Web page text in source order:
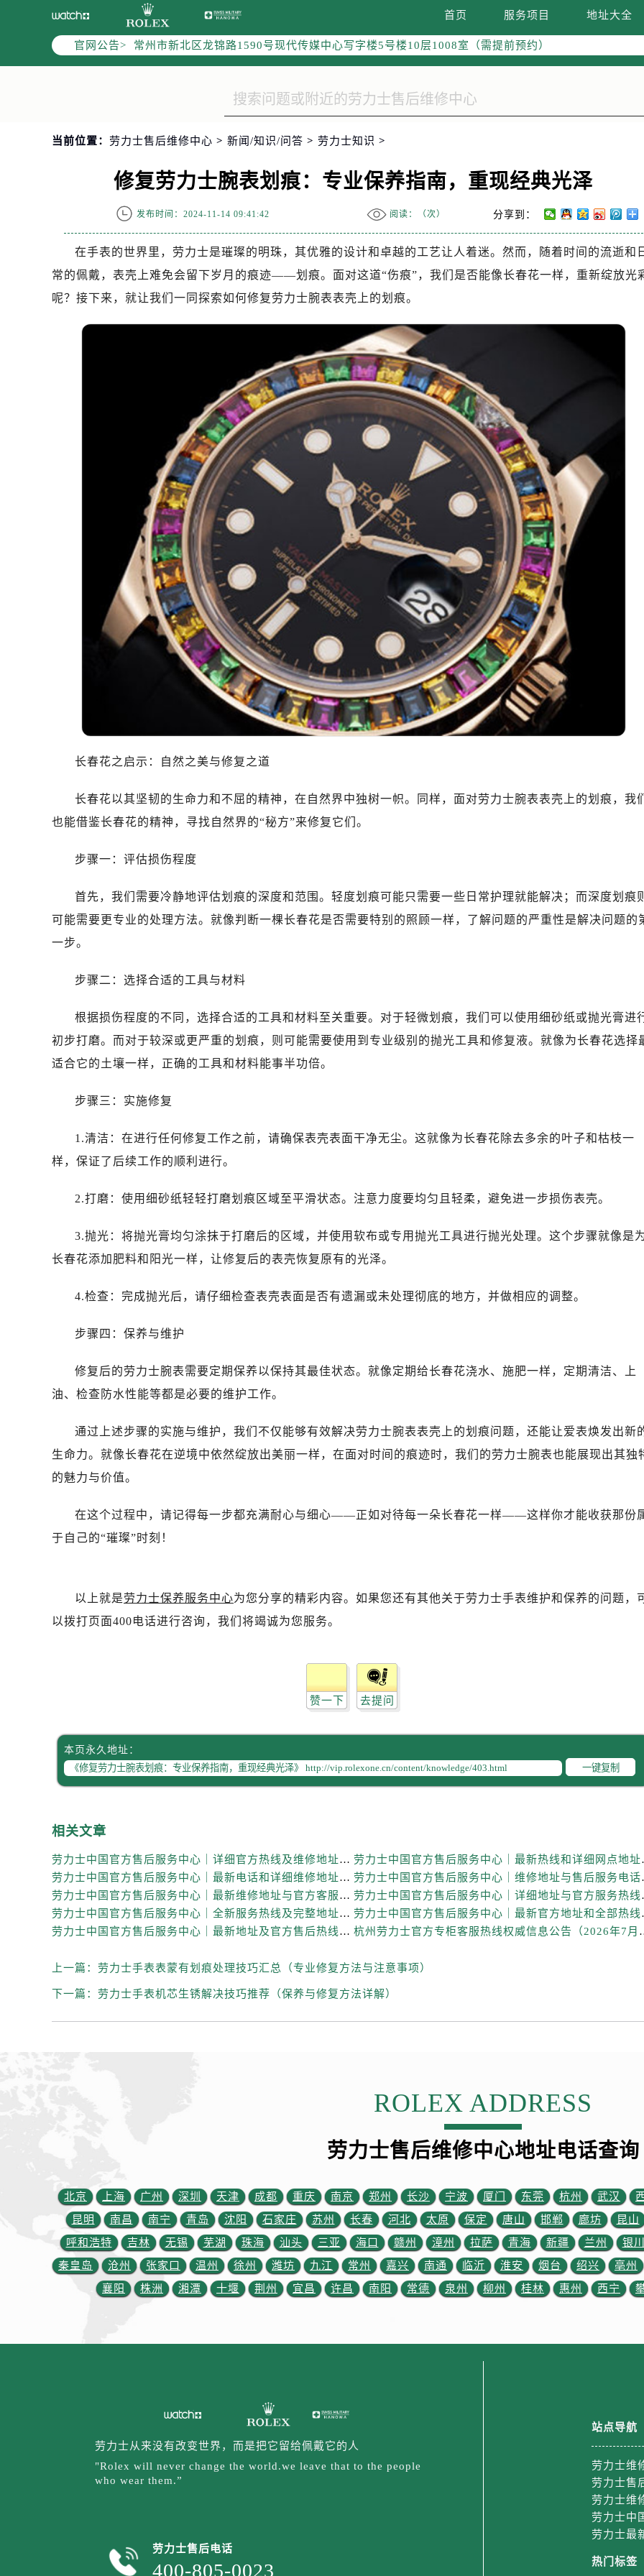
首页 服务项目 地址大全
官网公告>
上海市黄浦区南京东路299号宏伊国际广场写字楼8层806室（需提前预约）
南京市秦淮区中山南路1号（新街口）南京中心写字楼22层C1-1室（需提前预约）
常州市新北区龙锦路1590号现代传媒中心写字楼5号楼10层1008室（需提前预约）
徐州市鼓楼区淮海东路29号苏宁广场IFC国际金融中心写字楼35层3508室（需提前预约）
盐城市盐都区世纪大道5号盐城金融城写字楼1号楼16层1604室（需提前预约）
宁波市江北区大闸南路500号来福士广场办公楼20层2009室（需提前预约）
金华市金东区东市南街777号金华万达广场写字楼4号楼22层2209室（需提前预约）
绍兴市越城区胜利东路379号世茂天际中心写字楼8层805室（需提前预约）
南昌市红谷滩新区红谷中大道998号绿地双子塔（中央广场）A1座办公楼14层07室（需提前预约）
济南市历下区经十路11111号华润中心写字楼（万象城）15层1508室（需提前预约）
广州市越秀区环市东路371-375号世界贸易中心大厦南塔写字楼15层07室（需提前预约）
深圳市罗湖区深南东路5001号华润大厦写字楼17层1701室（需提前预约）
惠州市惠城区江北文昌一路7号华贸大厦写字楼1座30层05室（需提前预约）
厦门市思明区湖滨东路95号华润大厦写字楼B座11层1104室（需提前预约）
福州市鼓楼区五四路128-1号恒力城写字楼15层03室（需提前预约）
成都市锦江区人民东路6号SAC东原中心写字楼24层2406B室（需提前预约）
重庆市江北区观音桥步行街2号融恒时代广场写字楼9层902室（需提前预约）
长沙市芙蓉区定王台街道建湘路393号世茂环球金融中心写字楼（芙蓉广场）10层13室（需提前预约）
郑州市二七区铭功路10号华润大厦写字楼29层2905室（需提前预约）
太原市迎泽区解放路15号亨得利名表服务中心（品牌授权店）3层整层（需提前预约）
沈阳市沈河区中街路137号亨得利名表服务中心（品牌授权店）1层整层（需提前预约）
沈阳市沈河区中街路83号亨得利名表服务中心（品牌授权店）1层整层（需提前预约）
乌鲁木齐市天山区红山路26号时代广场（CCMALL）C座17层17-B（需提前预约）
温州市鹿城区锦绣路1067号置信广场10层1015室（需提前预约）
哈尔滨市道里区友谊西路600号富力中心T2座写字楼29层03室（需提前预约）
大连市中山区人民路15号国际金融大厦7层G室（需提前预约）
佛山市禅城区季华五路57号万科金融中心C座12层1205室（需提前预约）
东莞市东城街道鸿福东路1号民盈国贸中心T1写字楼9层907室（需提前预约）
无锡市梁溪区人民中路139号恒隆广场写字楼1座11层1104室（需提前预约）
南通市崇川区工农路57号圆融广场写字楼16层1603室（需提前预约）
苏州市苏州工业园区星港街199号苏州中心办公楼C座22层08室（需提前预约）
武汉市江汉区解放大道686号世界贸易大厦38层09室（需提前预约）
合肥市蜀山区潜山路111号万象城华润大厦B座12楼03室（需提前预约）
烟台市芝罘区胜利路139号万达金融中心A座907室（需提前预约）
昆明市盘龙区北京路928号同德昆明广场写字楼10层06室（需提前预约）
内蒙古自治区呼和浩特市玉泉区大学西街70号华润万象城写字楼（鄂尔多斯大厦）23层2326室（需提
黑龙江省大庆市萨尔图区会战大街劳力士售后服务中心（需提前预约）
黑龙江省鸡西市鸡冠区红军路劳力士售后服务中心（需提前预约）
黑龙江省七台河市桃山区大同街劳力士售后服务中心（需提前预约）
黑龙江省双鸭山市尖山区新兴大街劳力士售后服务中心（需提前预约）
黑龙江省绥化市北林区新华街与康庄路交叉口劳力士售后服务中心（需提前预约）
吉林省白城市洮北区明仁南街劳力士售后服务中心（需提前预约）
吉林省吉林市船营区河南街劳力士售后服务中心（需提前预约）
吉林省梅河口市新华街道梅河大街劳力士售后服务中心（需提前预约）
吉林省四平市铁东区紫气大路与南九经街交汇处劳力士售后服务中心（需提前预约）
吉林省通化市东昌区环通乡江南大街劳力士售后服务中心（需提前预约）
吉林省延边市延吉市解放路劳力士售后服务中心（需提前预约）
辽宁省朝阳市双塔区新华路劳力士售后服务中心（需提前预约）
辽宁省丹东市振兴区七经街劳力士售后服务中心（需提前预约）
辽宁省葫芦岛市连山区中央路劳力士售后服务中心（需提前预约）
辽宁省锦州市古塔区中央大街劳力士售后服务中心（需提前预约）
辽宁省铁岭市银州区南马路劳力士售后服务中心（需提前预约）
辽宁省营口市站前区市府路与渤海大街交叉口劳力士售后服务中心（需提前预约）
辽宁省沈阳市沈河区中街路83号亨得利名表维修授权店1楼劳力士售后服务中心（需提前预约）
北京市朝阳区建国门外大街甲6号华熙国际中心D座11层1102室劳力士售后服务中心（需提前预约）
北京市东城区东长安街1号王府井东方广场W3座6层602室劳力士售后服务中心（需提前预约）
内蒙古自治区包头市青山区幸福路甲3号王府井百货名表维修劳力士售后服务中心（需提前预约）
内蒙古自治区赤峰市红山区哈达街劳力士售后服务中心（需提前预约）
内蒙古自治区鄂尔多斯市东胜区伊金霍洛街劳力士售后服务中心（需提前预约）
内蒙古自治区呼伦贝尔市海拉尔区中央街劳力士售后服务中心（需提前预约）
内蒙古自治区通辽市科尔沁区明仁大街劳力士售后服务中心（需提前预约）
内蒙古自治区锡林郭勒盟市锡林浩特市光明街与额尔敦路交叉口劳力士售后服务中心（需提前预约）
山西省临汾市尧都区解放路劳力士售后服务中心（需提前预约）
山西省朔州市朔城区怡西路与鄯阳西街交汇处劳力士售后服务中心（需提前预约）
山西省忻州市忻府区和平东街与七一南路交叉口劳力士售后服务中心（需提前预约）
山西省运城市盐湖区河东街劳力士售后服务中心（需提前预约）
山西省长治市潞州区英雄中路劳力士售后服务中心（需提前预约）
山西省太原市迎泽区迎泽街道解放路15号亨得利名表维修授权店3楼劳力士售后服务中心（需提前预
天津市和平区赤峰道136号天津国际金融中心26层2603室劳力士售后服务中心（需提前预约）
安徽省安庆市迎江区人民路劳力士售后服务中心（需提前预约）
安徽省蚌埠市蚌山区淮河路劳力士售后服务中心（需提前预约）
安徽省淮北市相山区淮海路劳力士售后服务中心（需提前预约）
安徽省淮南市田家庵区国庆中路劳力士售后服务中心（需提前预约）
安徽省黄山市屯溪区黄山西路劳力士售后服务中心（需提前预约）
安徽省六安市金安区解放中路劳力士售后服务中心（需提前预约）
安徽省马鞍山市雨山区湖南西路劳力士售后服务中心（需提前预约）
安徽省芜湖市镜湖区中山路步行街劳力士售后服务中心（需提前预约）
安徽省宣城市宣州区叠嶂西路劳力士售后服务中心（需提前预约）
当前位置： 劳力士售后维修中心 > 新闻/知识/问答 > 劳力士知识 >
修复劳力士腕表划痕：专业保养指南，重现经典光泽
发布时间：2024-11-14 09:41:42 阅读：（次） 分享到：
在手表的世界里，劳力士是璀璨的明珠，其优雅的设计和卓越的工艺让人着迷。然而，随着时间的流逝和
常的佩戴，表壳上难免会留下岁月的痕迹——划痕。面对这道“伤痕”，我们是否能像长春花一样，重新绽放光
呢？接下来，就让我们一同探索如何修复劳力士腕表表壳上的划痕。
长春花之启示：自然之美与修复之道
长春花以其坚韧的生命力和不屈的精神，在自然界中独树一帜。同样，面对劳力士腕表表壳上的划痕，我们
也能借鉴长春花的精神，寻找自然界的“秘方”来修复它们。
步骤一：评估损伤程度
首先，我们需要冷静地评估划痕的深度和范围。轻度划痕可能只需要一些日常护理就能解决；而深度划痕
可能需要更专业的处理方法。就像判断一棵长春花是否需要特别的照顾一样，了解问题的严重性是解决问题的
一步。
步骤二：选择合适的工具与材料
根据损伤程度的不同，选择合适的工具和材料至关重要。对于轻微划痕，我们可以使用细砂纸或抛光膏进
初步打磨。而对于较深或更严重的划痕，则可能需要使用到专业级别的抛光工具和修复液。就像为长春花选择
适合它的土壤一样，正确的工具和材料能事半功倍。
步骤三：实施修复
1.清洁：在进行任何修复工作之前，请确保表壳表面干净无尘。这就像为长春花除去多余的叶子和枯枝一
样，保证了后续工作的顺利进行。
2.打磨：使用细砂纸轻轻打磨划痕区域至平滑状态。注意力度要均匀且轻柔，避免进一步损伤表壳。
3.抛光：将抛光膏均匀涂抹于打磨后的区域，并使用软布或专用抛光工具进行抛光处理。这个步骤就像是
长春花添加肥料和阳光一样，让修复后的表壳恢复原有的光泽。
4.检查：完成抛光后，请仔细检查表壳表面是否有遗漏或未处理彻底的地方，并做相应的调整。
步骤四：保养与维护
修复后的劳力士腕表需要定期保养以保持其最佳状态。就像定期给长春花浇水、施肥一样，定期清洁、上
油、检查防水性能等都是必要的维护工作。
通过上述步骤的实施与维护，我们不仅能够有效解决劳力士腕表表壳上的划痕问题，还能让爱表焕发出新
生命力。就像长春花在逆境中依然绽放出美丽一样，在面对时间的痕迹时，我们的劳力士腕表也能展现出其独
的魅力与价值。
在这个过程中，请记得每一步都充满耐心与细心——正如对待每一朵长春花一样——这样你才能收获那份
于自己的“璀璨”时刻！
以上就是劳力士保养服务中心为您分享的精彩内容。如果您还有其他关于劳力士手表维护和保养的问题，
以拨打页面400电话进行咨询，我们将竭诚为您服务。
赞一下 去提问
本页永久地址：
一键复制
相关文章
劳力士中国官方售后服务中心｜详细官方热线及维修地址权威信息通知（2026年7月最新）
劳力士中国官
劳力士中国官方售后服务中心｜最新电话和详细维修地址权威信息通告（2026年7月最新）
劳力士中国官
劳力士中国官方售后服务中心｜最新维修地址与官方客服电话权威信息通知（2026年7月最新）
劳力士中国官
劳力士中国官方售后服务中心｜全新服务热线及完整地址权威信息声明（2026年7月最新）
劳力士中国官
劳力士中国官方售后服务中心｜最新地址及官方售后热线权威信息声明（2026年7月最新）
杭州劳力士官方
上一篇： 劳力士手表表蒙有划痕处理技巧汇总（专业修复方法与注意事项）
下一篇： 劳力士手表机芯生锈解决技巧推荐（保养与修复方法详解）
ROLEX ADDRESS
劳力士售后维修中心地址电话查询
北京 上海 广州 深圳 天津 成都 重庆 南京 郑州 长沙 宁波 厦门 东莞 杭州 武汉
昆明
南昌 南宁 青岛 沈阳 石家庄 苏州 长春 河北 太原 保定 唐山 邯郸 廊坊 昆山
呼和浩特
吉林 无锡 芜湖 珠海 汕头 三亚 海口 赣州 漳州 拉萨 青海 新疆 兰州 银川
秦皇岛
沧州 张家口 温州 徐州 潍坊 九江 常州 嘉兴 南通 临沂 淮安 烟台 绍兴 亳州
襄阳
株洲 湘潭 十堰 荆州 宜昌 许昌 南阳 常德 泉州 柳州 桂林 惠州 西宁
劳力士从来没有改变世界，而是把它留给佩戴它的人
"Rolex will never change the world.we leave that to the people
who wear them.”
劳力士售后电话
400-805-0023
站点导航
劳力士维
劳力士售
劳力士维
劳力士中
劳力士最
热门标签